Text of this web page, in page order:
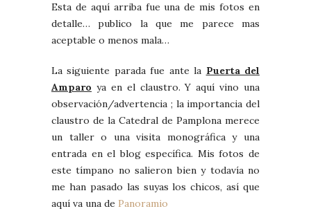
Esta de aquí arriba fue una de mis fotos en
detalle… publico la que me parece mas
aceptable o menos mala…
La siguiente parada fue ante la Puerta del
Amparo ya en el claustro. Y aquí vino una
observación/advertencia ; la importancia del
claustro de la Catedral de Pamplona merece
un taller o una visita monográfica y una
entrada en el blog específica. Mis fotos de
este tímpano no salieron bien y todavía no
me han pasado las suyas los chicos, así que
aquí va una de Panoramio